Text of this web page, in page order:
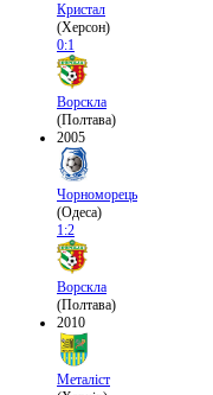
Кристал
(Херсон)
0:1
Ворскла
(Полтава)
2005
Чорноморець
(Одеса)
1:2
Ворскла
(Полтава)
2010
Металіст